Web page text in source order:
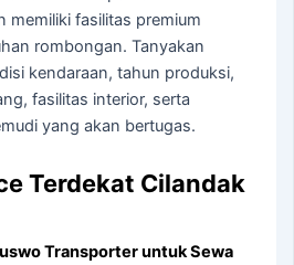
memiliki fasilitas premium
rombongan. Tanyakan
kendaraan, tahun produksi,
fasilitas interior, serta
yang akan bertugas.
Terdekat Cilandak
Transporter untuk Sewa